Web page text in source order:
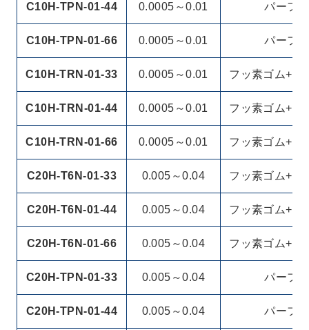
C10H-TPN-01-44 0.0005～0.01 パーフ
C10H-TPN-01-66 0.0005～0.01 パーフ
C10H-TRN-01-33 0.0005～0.01 フッ素ゴム
C10H-TRN-01-44 0.0005～0.01 フッ素ゴム
C10H-TRN-01-66 0.0005～0.01 フッ素ゴム
C20H-T6N-01-33 0.005～0.04 フッ素ゴム
C20H-T6N-01-44 0.005～0.04 フッ素ゴム
C20H-T6N-01-66 0.005～0.04 フッ素ゴム
C20H-TPN-01-33 0.005～0.04 パーフ
C20H-TPN-01-44 0.005～0.04 パーフ